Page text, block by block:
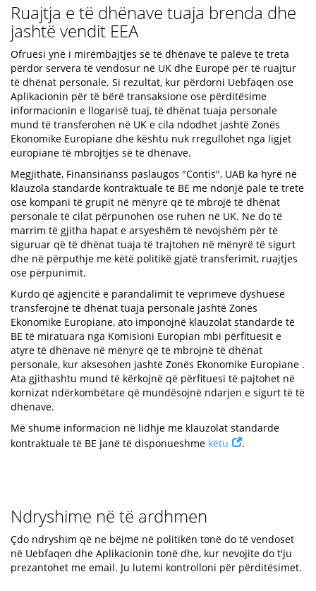
Ruajtja e të dhënave tuaja brenda dhe
jashtë vendit EEA
Ofruesi ynë i mirëmbajtjes së të dhënave të palëve të treta
përdor servera të vendosur në UK dhe Europë për të ruajtur
të dhënat personale. Si rezultat, kur përdorni Uebfaqen ose
Aplikacionin për të bërë transaksione ose përditësime
informacionin e llogarisë tuaj, të dhënat tuaja personale
mund të transferohen në UK e cila ndodhet jashtë Zonës
Ekonomike Europiane dhe kështu nuk rregullohet nga ligjet
europiane të mbrojtjes së të dhënave.
Megjithatë, Finansinanss paslaugos "Contis", UAB ka hyrë në
klauzola standarde kontraktuale të BE me ndonjë palë të tretë
ose kompani të grupit në mënyrë që të mbrojë të dhënat
personale të cilat përpunohen ose ruhen në UK. Ne do të
marrim të gjitha hapat e arsyeshëm të nevojshëm për të
siguruar që të dhënat tuaja të trajtohen në mënyrë të sigurt
dhe në përputhje me këtë politikë gjatë transferimit, ruajtjes
ose përpunimit.
Kurdo që agjencitë e parandalimit të veprimeve dyshuese
transferojnë të dhënat tuaja personale jashtë Zonës
Ekonomike Europiane, ato imponojnë klauzolat standarde të
BE të miratuara nga Komisioni Europian mbi përfituesit e
atyre të dhënave në mënyrë që të mbrojnë të dhënat
personale, kur aksesohen jashtë Zonës Ekonomike Europiane .
Ata gjithashtu mund të kërkojnë që përfituesi të pajtohet në
kornizat ndërkombëtare që mundësojnë ndarjen e sigurt të të
dhënave.
Më shumë informacion në lidhje me klauzolat standarde
kontraktuale të BE janë të disponueshme këtu .
Ndryshime në të ardhmen
Çdo ndryshim që ne bëjmë në politikën tonë do të vendoset
në Uebfaqen dhe Aplikacionin tonë dhe, kur nevojite do t'ju
prezantohet me email. Ju lutemi kontrolloni për përditësimet.